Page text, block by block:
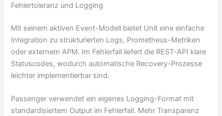
Fehlertoleranz und Logging
Mit seinem aktiven Event-Modell bietet Unit eine einfache
Integration zu strukturierten Logs, Prometheus-Metriken
oder externem APM. Im Fehlerfall liefert die REST-API klare
Statuscodes, wodurch automatische Recovery-Prozesse
leichter implementierbar sind.
Passenger verwendet ein eigenes Logging-Format mit
standardisiertem Output im Fehlerfall. Mehr Transparenz